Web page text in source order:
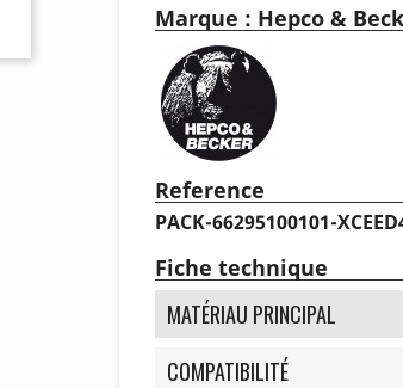
Marque : Hepco &
Reference
PACK-66295100101-
Fiche technique
MATÉRIAU PRINCIPAL
COMPATIBILITÉ